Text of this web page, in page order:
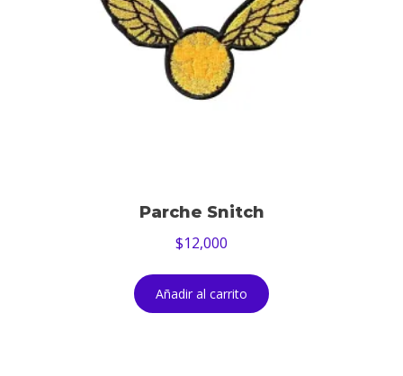
Parche Snitch
$12,000
Añadir al carrito